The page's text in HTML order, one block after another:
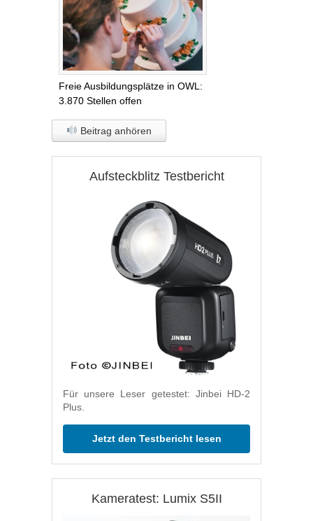
Freie Ausbildungsplätze in OWL:
3.870 Stellen offen
Beitrag anhören
Aufsteckblitz Testbericht
Für unsere Leser getestet: Jinbei HD-2
Plus.
Jetzt den Testbericht lesen
Kameratest: Lumix S5II